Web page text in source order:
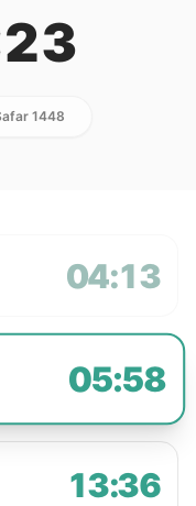
1448
04:13
05:58
13:36